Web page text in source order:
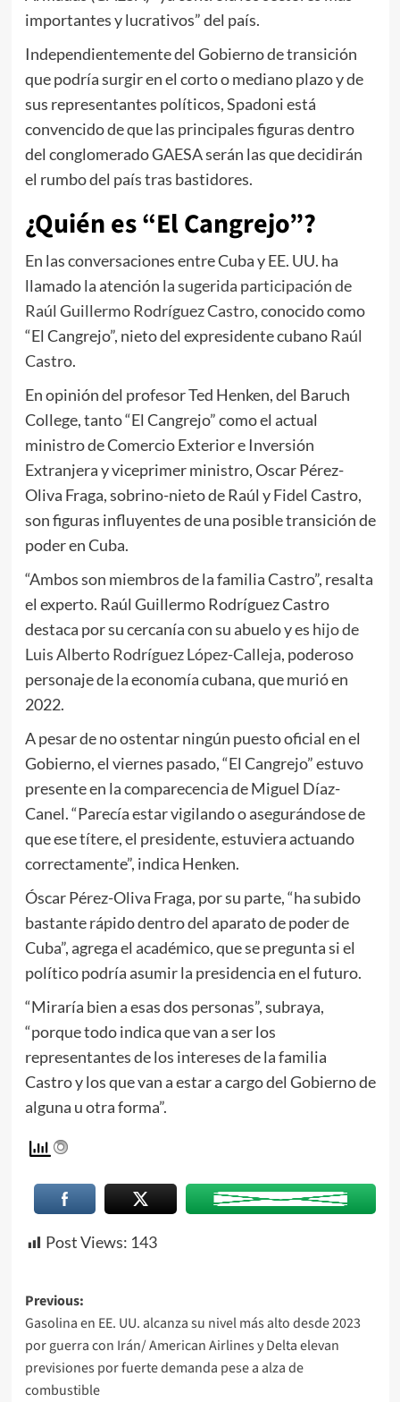
importantes y lucrativos” del país.
Independientemente del Gobierno de transición
que podría surgir en el corto o mediano plazo y de
sus representantes políticos, Spadoni está
convencido de que las principales figuras dentro
del conglomerado GAESA serán las que decidirán
el rumbo del país tras bastidores.
¿Quién es “El Cangrejo”?
En las conversaciones entre Cuba y EE. UU. ha
llamado la atención la sugerida participación de
Raúl Guillermo Rodríguez Castro, conocido como
“El Cangrejo”, nieto del expresidente cubanoRaúl
Castro.
En opinión del profesor Ted Henken, del Baruch
College, tanto “El Cangrejo” como el actual
ministro de Comercio Exterior e Inversión
Extranjera y viceprimer ministro, Oscar Pérez-
Oliva Fraga, sobrino-nieto de Raúl y Fidel Castro,
son figuras influyentes de una posible transición de
poder en Cuba.
“Ambos son miembros de la familia Castro”, resalta
el experto. Raúl Guillermo Rodríguez Castro
destaca por su cercanía con su abuelo y es hijo de
Luis Alberto Rodríguez López-Calleja, poderoso
personaje de la economía cubana, que murió en
2022.
A pesar de no ostentar ningún puesto oficial en el
Gobierno, el viernes pasado, “El Cangrejo” estuvo
presente en la comparecencia de Miguel Díaz-
Canel. “Parecía estar vigilando o asegurándose de
que ese títere, el presidente, estuviera actuando
correctamente”, indica Henken.
Óscar Pérez-Oliva Fraga, por su parte, “ha subido
bastante rápido dentro del aparato de poder de
Cuba”, agrega el académico, que se pregunta si el
político podría asumir la presidencia en el futuro.
“Miraría bien a esas dos personas”, subraya,
“porque todo indica que van a ser los
representantes de los intereses de la familia
Castro y los que van a estar a cargo del Gobierno de
alguna u otra forma”.
Post Views: 143
Previous:
Gasolina en EE. UU. alcanza su nivel más alto desde 2023
por guerra con Irán/ American Airlines y Delta elevan
previsiones por fuerte demanda pese a alza de
combustible